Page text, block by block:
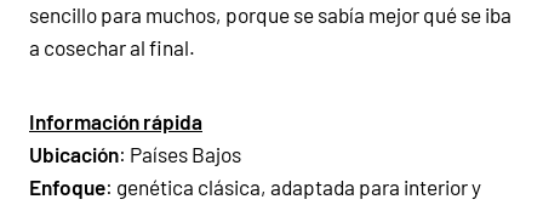
sencillo para muchos, porque se sabía mejor qué se iba
a cosechar al final.
Información rápida
Ubicación: Países Bajos
Enfoque: genética clásica, adaptada para interior y